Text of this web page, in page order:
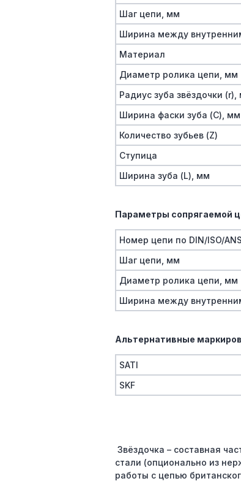
Шаг цепи, мм
Ширина между
Материал
Диаметр ролика цепи, мм
Радиус зуба звёздочки (r),
Ширина фаски зуба (C), мм
Количество зубьев (Z)
Ступица
Ширина зуба (L), мм
Параметры сопрягаемой
Номер цепи по DIN/ISO/
Шаг цепи, мм
Диаметр ролика цепи, мм
Ширина между
Альтернативные
SATI
SKF
Звёздочка – составная
стали (опционально из
работы с цепью